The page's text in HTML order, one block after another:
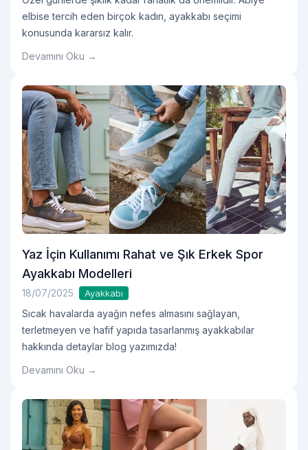
elbise tercih eden birçok kadın, ayakkabı seçimi
konusunda kararsız kalır.
Devamını Oku →
Yaz İçin Kullanımı Rahat ve Şık Erkek Spor
Ayakkabı Modelleri
18/07/2025 Ayakkabı
Sıcak havalarda ayağın nefes almasını sağlayan,
terletmeyen ve hafif yapıda tasarlanmış ayakkabılar
hakkında detaylar blog yazımızda!
Devamını Oku →